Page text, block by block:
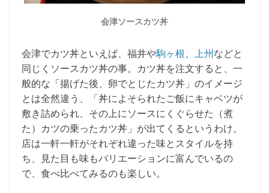
会津ソースカツ丼
会津でカツ丼といえば、福井や駒ヶ根、 上州 などと
同じくソースカツ丼の事。カツ丼を注文すると、一
般的な「揚げた後、卵でとじたカツ丼」のイメージ
とは全然違う、「丼によそられたご飯にキャベツが
敷き詰められ、その上にソースにくぐらせた（煮
た）カツの乗ったカツ丼」が出てくるというわけ。
店は一軒一軒がそれぞれ違った味とスタイルを持
ち、見た目も味もバリエーションに富んでいるの
で、食べ比べてみるのも楽しい。